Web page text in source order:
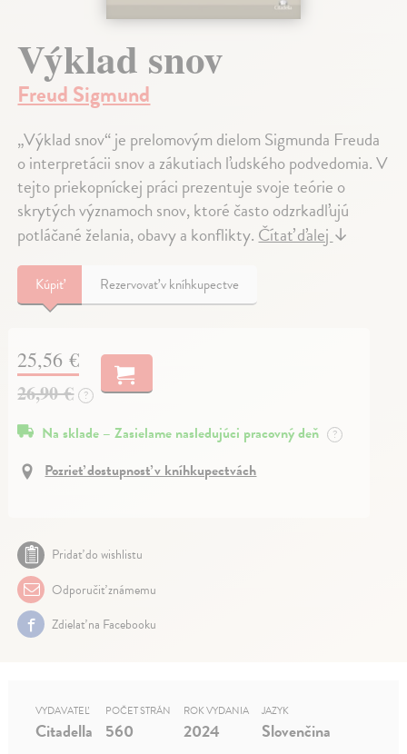
Výklad snov
Freud Sigmund
„Výklad snov“ je prelomovým dielom Sigmunda Freuda
o interpretácii snov a zákutiach ľudského podvedomia. V
tejto priekopníckej práci prezentuje svoje teórie o
skrytých významoch snov, ktoré často odzrkadľujú
potláčané želania, obavy a konflikty.Čítať ďalej↓
Kúpiť Rezervovať v kníhkupectve
25,56 €
26,90 €
?
Na sklade – Zasielame nasledujúci pracovný deň ?
Pozrieť dostupnosť v kníhkupectvách
Pridať do wishlistu
Odporučiť známemu
Zdielať na Facebooku
VYDAVATEĽ
Citadella
POČET STRÁN
560
ROK VYDANIA
2024
JAZYK
Slovenčina